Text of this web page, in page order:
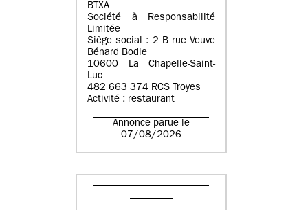
BTXA
Société à Responsabilité
Limitée
Siège social : 2 B rue Veuve
Bénard Bodie
10600 La Chapelle-Saint-
Luc
482 663 374 RCS Troyes
Activité : restaurant
Annonce parue le
07/08/2026